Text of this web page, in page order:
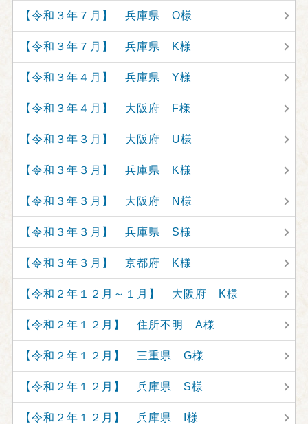
【令和３年７月】 兵庫県 O様
【令和３年７月】 兵庫県 K様
【令和３年４月】 兵庫県 Y様
【令和３年４月】 大阪府 F様
【令和３年３月】 大阪府 U様
【令和３年３月】 兵庫県 K様
【令和３年３月】 大阪府 N様
【令和３年３月】 兵庫県 S様
【令和３年３月】 京都府 K様
【令和２年１２月～１月】 大阪府 K様
【令和２年１２月】 住所不明 A様
【令和２年１２月】 三重県 G様
【令和２年１２月】 兵庫県 S様
【令和２年１２月】 兵庫県 I様